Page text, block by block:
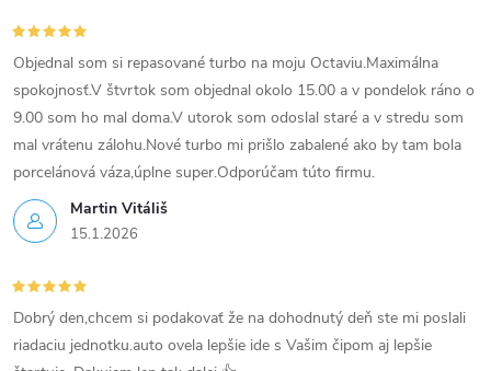
k
y
v
ý
p
s
u
Martin Vitáliš
15.1.2026
Objednal som si repasované turbo na moju Octaviu.Maximálna
spokojnosť.V štvrtok som objednal okolo 15.00 a v pondelok ráno o
9.00 som ho mal doma.V utorok som odoslal staré a v stredu som
mal vrátenu zálohu.Nové turbo mi prišlo zabalené ako by tam bola
porcelánová váza,úplne super.Odporúčam túto firmu.
Dobrý den,chcem si podakovať že na dohodnutý deň ste mi poslali
riadaciu jednotku.auto ovela lepšie ide s Vašim čipom aj lepšie